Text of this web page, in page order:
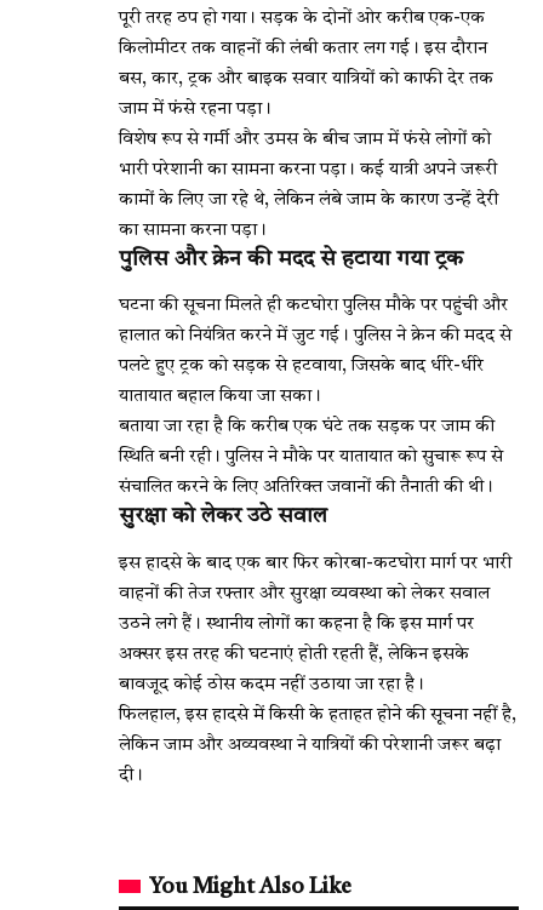
पूरी तरह ठप हो गया। सड़क के दोनों ओर करीब एक-एक
किलोमीटर तक वाहनों की लंबी कतार लग गई। इस दौरान
बस, कार, ट्रक और बाइक सवार यात्रियों को काफी देर तक
जाम में फंसे रहना पड़ा।
विशेष रूप से गर्मी और उमस के बीच जाम में फंसे लोगों को
भारी परेशानी का सामना करना पड़ा। कई यात्री अपने जरूरी
कामों के लिए जा रहे थे, लेकिन लंबे जाम के कारण उन्हें देरी
का सामना करना पड़ा।
पुलिस और क्रेन की मदद से हटाया गया ट्रक
घटना की सूचना मिलते ही कटघोरा पुलिस मौके पर पहुंची और
हालात को नियंत्रित करने में जुट गई। पुलिस ने क्रेन की मदद से
पलटे हुए ट्रक को सड़क से हटवाया, जिसके बाद धीरे-धीरे
यातायात बहाल किया जा सका।
बताया जा रहा है कि करीब एक घंटे तक सड़क पर जाम की
स्थिति बनी रही। पुलिस ने मौके पर यातायात को सुचारू रूप से
संचालित करने के लिए अतिरिक्त जवानों की तैनाती की थी।
सुरक्षा को लेकर उठे सवाल
इस हादसे के बाद एक बार फिर कोरबा-कटघोरा मार्ग पर भारी
वाहनों की तेज रफ्तार और सुरक्षा व्यवस्था को लेकर सवाल
उठने लगे हैं। स्थानीय लोगों का कहना है कि इस मार्ग पर
अक्सर इस तरह की घटनाएं होती रहती हैं, लेकिन इसके
बावजूद कोई ठोस कदम नहीं उठाया जा रहा है।
फिलहाल, इस हादसे में किसी के हताहत होने की सूचना नहीं है,
लेकिन जाम और अव्यवस्था ने यात्रियों की परेशानी जरूर बढ़ा
दी।
You Might Also Like